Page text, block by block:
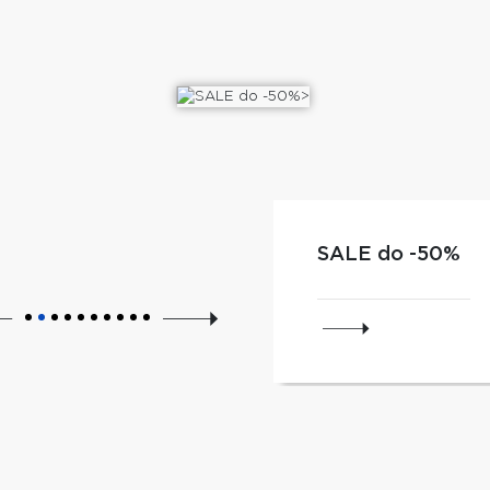
SALE do -50%